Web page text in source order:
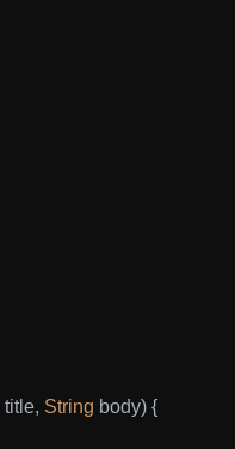
title, String body) {